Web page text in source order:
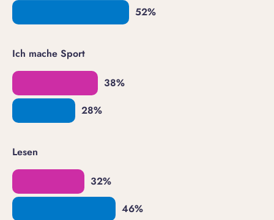
Ich mache Sport
Lesen